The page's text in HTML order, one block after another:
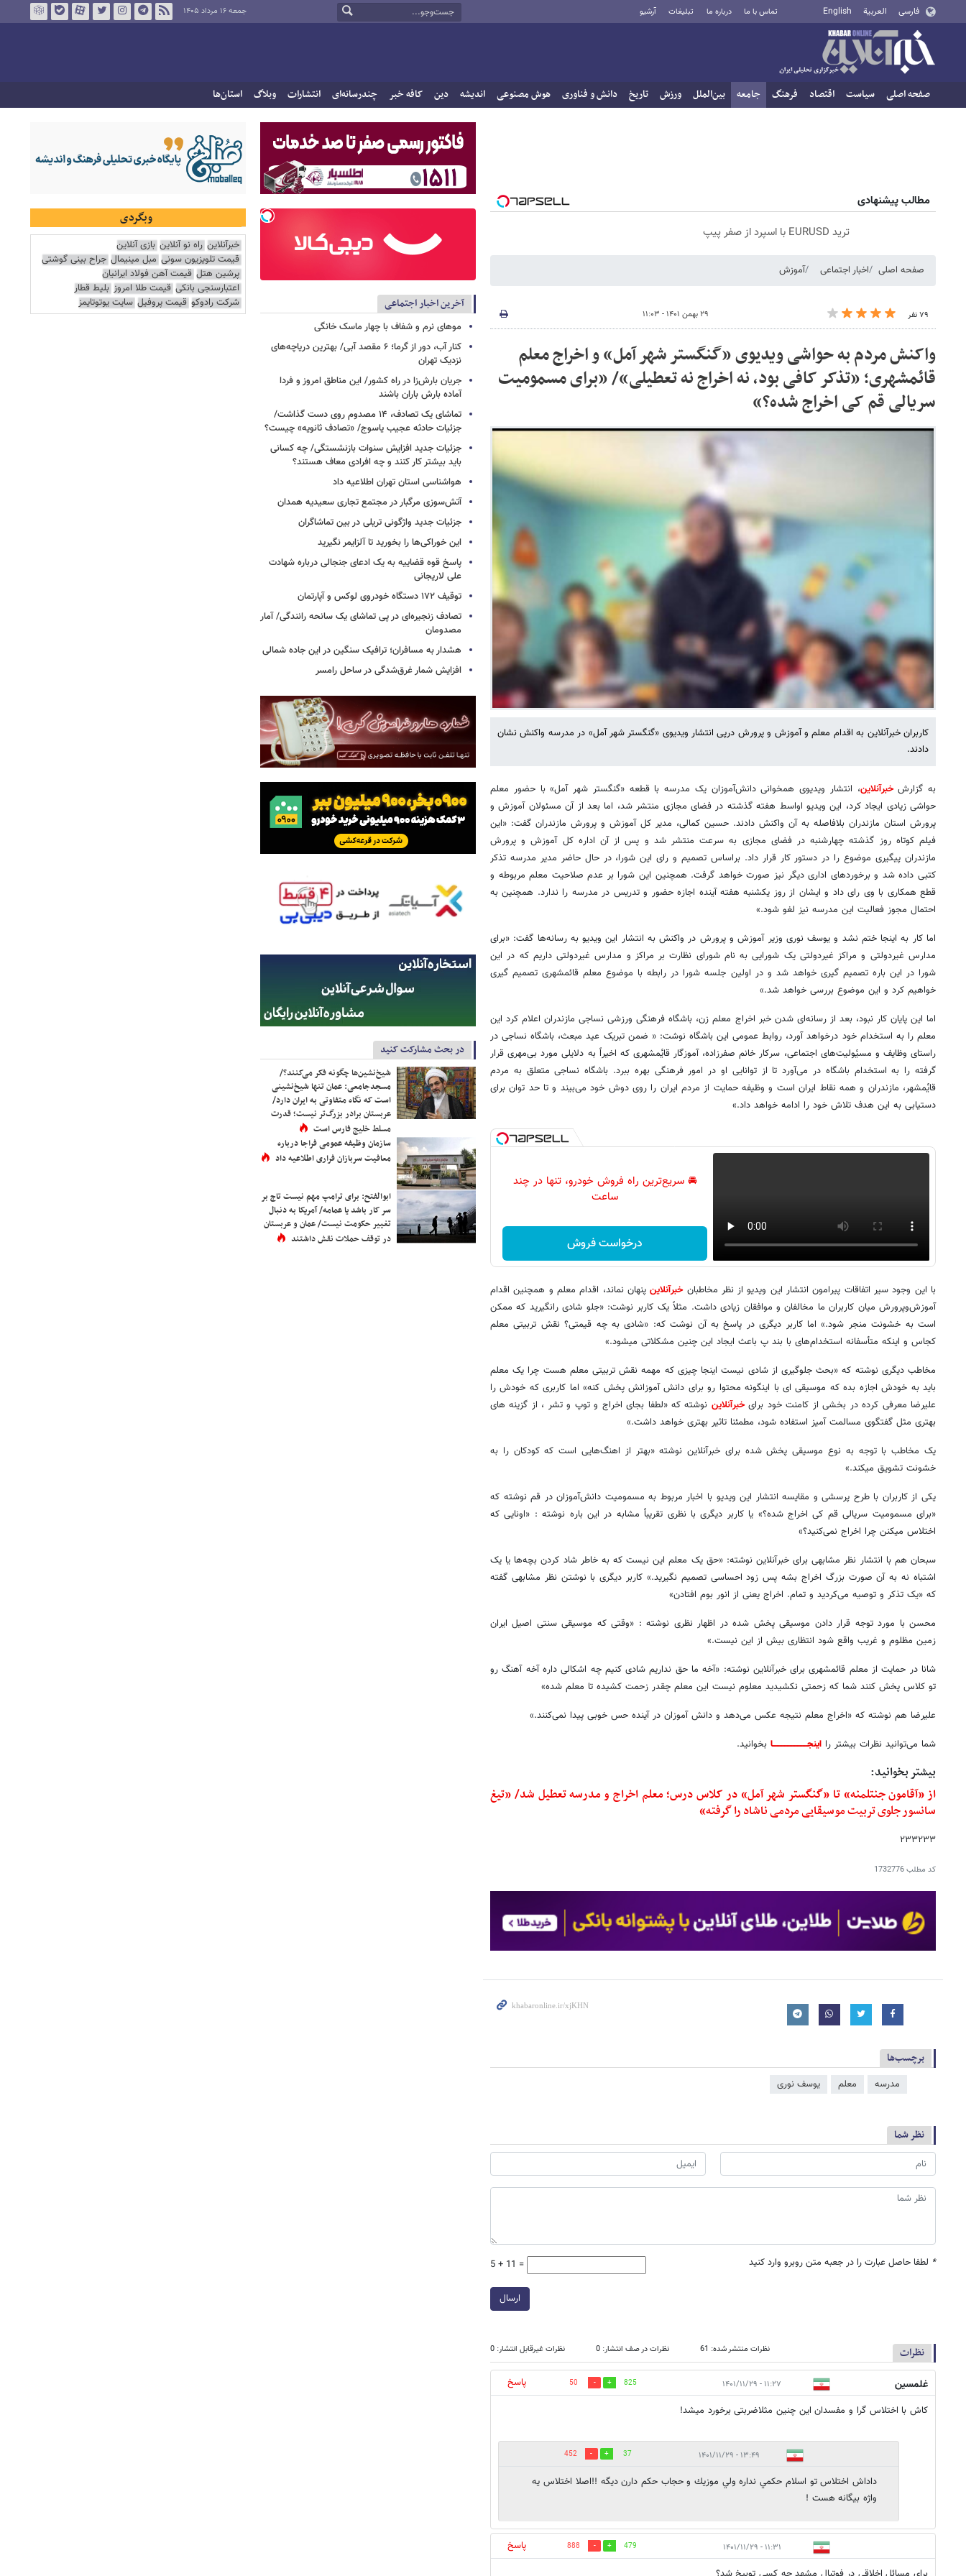
فارسی العربية English تماس با ما درباره ما تبلیغات آرشیو جمعه ۱۶ مرداد ۱۴۰۵
صفحه اصلی سیاست اقتصاد فرهنگ جامعه بین‌الملل ورزش تاریخ دانش و فناوری هوش مصنوعی اندیشه دین کافه خبر چندرسانه‌ای انتشارات وبلاگ استان‌ها
مطالب پیشنهادی
ترید EURUSD با اسپرد از صفر پیپ
صفحه اصلی اخبار اجتماعی آموزش
۷۹ نفر ۲۹ بهمن ۱۴۰۱ - ۱۱:۰۳
واکنش مردم به حواشی ویدیوی «گنگستر شهر آمل» و اخراج معلم
قائمشهری؛ «تذکر کافی بود، نه اخراج نه تعطیلی»/ «برای مسمومیت
سریالی قم کی اخراج شده؟»
کاربران خبرآنلاین به اقدام معلم و آموزش و پرورش درپی انتشار ویدیوی «گنگستر شهر آمل» در مدرسه واکنش نشان
دادند.
به گزارشخبرآنلاین، انتشار ویدیوی همخوانی دانش‌آموزان یک مدرسه با قطعه «گنگستر شهر آمل» با حضور معلم
حواشی زیادی ایجاد کرد، این ویدیو اواسط هفته گذشته در فضای مجازی منتشر شد، اما بعد از آن مسئولان آموزش و
پرورش استان مازندران بلافاصله به آن واکنش دادند. حسین کمالی، مدیر کل آموزش و پرورش مازندران گفت: «این
فیلم کوتاه روز گذشته چهارشنبه در فضای مجازی به سرعت منتشر شد و پس از آن اداره کل آموزش و پرورش
مازندران پیگیری موضوع را در دستور کار قرار داد. براساس تصمیم و رای این شورا، در حال حاضر مدیر مدرسه تذکر
کتبی داده شد و برخوردهای اداری دیگر نیز صورت خواهد گرفت. همچنین این شورا بر عدم صلاحیت معلم مربوطه و
قطع همکاری با وی رای داد و ایشان از روز یکشنبه هفته آینده اجازه حضور و تدریس در مدرسه را ندارد. همچنین به
احتمال مجوز فعالیت این مدرسه نیز لغو شود.»
اما کار به اینجا ختم نشد و یوسف نوری وزیر آموزش و پرورش در واکنش به انتشار این ویدیو به رسانه‌ها گفت: «برای
مدارس غیردولتی و مراکز غیردولتی یک شورایی به نام شورای نظارت بر مراکز و مدارس غیردولتی داریم که در این
شورا در این باره تصمیم گیری خواهد شد و در اولین جلسه شورا در رابطه با موضوع معلم قائمشهری تصمیم گیری
خواهیم کرد و این موضوع بررسی خواهد شد.»
اما این پایان کار نبود، بعد از رسانه‌ای شدن خبر اخراج معلم زن، باشگاه فرهنگی ورزشی نساجی مازندران اعلام کرد این
معلم را به استخدام خود درخواهد آورد، روابط عمومی این باشگاه نوشت: « ضمن تبریک عید مبعث، باشگاه نساجی در
راستای وظایف و مسیٔولیت‌های اجتماعی، سرکار خانم صفرزاده، آموزگار قایٔمشهری که اخیراً به دلایلی مورد بی‌مهری قرار
گرفته را به استخدام باشگاه در می‌آورد تا از توانایی او در امور فرهنگی بهره ببرد. باشگاه نساجی متعلق به مردم
قایٔمشهر، مازندران و همه نقاط ایران است و وظیفه حمایت از مردم ایران را روی دوش خود می‌بیند و تا حد توان برای
دستیابی به این هدف تلاش خود را ادامه خواهد داد.»
🚘 سریع‌ترین راه فروش خودرو، تنها در چند
ساعت
درخواست فروش
با این وجود سیر اتفاقات پیرامون انتشار این ویدیو از نظر مخاطبانخبرآنلاینپنهان نماند، اقدام معلم و همچنین اقدام
آموزش‌وپرورش میان کاربران ما مخالفان و موافقان زیادی داشت. مثلاً یک کاربر نوشت: «جلو شادی رانگیرید که ممکن
است به خشونت منجر شود.» اما کاربر دیگری در پاسخ به آن نوشت که: «شادی به چه قیمتی؟ نقش تربیتی معلم
کجاس و اینکه متأسفانه استخدام‌های با بند پ باعث ایجاد این چنین مشکلاتی میشود.»
مخاطب دیگری نوشته که «بحث جلوگیری از شادی نیست اینجا چیزی که مهمه نقش تربیتی معلم هست چرا یک معلم
باید به خودش اجازه بده که موسیقی ای با اینگونه محتوا رو برای دانش آموزانش پخش کنه» اما کاربری که خودش را
علیرضا معرفی کرده در بخشی از کامنت خود برایخبرآنلاین نوشته که «لطفا بجای اخراج و توپ و تشر ، از گزینه های
بهتری مثل گفتگوی مسالمت آمیز استفاده شود، مطمئنا تاثیر بهتری خواهد داشت.»
یک مخاطب با توجه به نوع موسیقی پخش شده برای خبرآنلاین نوشته «بهتر از اهنگ‌هایی است که کودکان را به
خشونت تشویق میکند.»
یکی از کاربران با طرح پرسشی و مقایسه انتشار این ویدیو با اخبار مربوط به مسمومیت دانش‌آموزان در قم نوشته که
«برای مسمومیت سریالی قم کی اخراج شده؟» یا کاربر دیگری با نظری تقریباً مشابه در این باره نوشته : «اونایی که
اختلاس میکنن چرا اخراج نمی‌کنید؟»
سبحان هم با انتشار نظر مشابهی برای خبرآنلاین نوشته: «حق یک معلم این نیست که به خاطر شاد کردن بچه‌ها یا یک
اشتباه نه به آن صورت بزرگ اخراج بشه پس زود احساسی تصمیم نگیرید.» کاربر دیگری با نوشتن نظر مشابهی گفته
که «یک تذکر و توصیه می‌کردید و تمام. اخراج یعنی از انور بوم افتادن»
محسن با مورد توجه قرار دادن موسیقی پخش شده در اظهار نظری نوشته : «وقتی که موسیقی سنتی اصیل ایران
زمین مظلوم و غریب واقع شود انتظاری بیش از این نیست.»
شانا در حمایت از معلم قائمشهری برای خبرآنلاین نوشته: «آخه ما حق نداریم شادی کنیم چه اشکالی داره آخه آهنگ رو
تو کلاس پخش کنند شما که زحمتی نکشیدید معلوم نیست این معلم چقدر زحمت کشیده تا معلم شده»
علیرضا هم نوشته که «اخراج معلم نتیجه عکس می‌دهد و دانش آموزان در آینده حس خوبی پیدا نمی‌کنند.»
شما می‌توانید نظرات بیشتر را اینجــــــــــــــــــــــــا بخوانید.
بیشتر بخوانید:
از «آقامون جنتلمنه» تا «گنگستر شهر آمل» در کلاس درس؛ معلم اخراج و مدرسه تعطیل شد/ «تیغ
سانسور جلوی تربیت موسیقایی مردمی ناشاد را گرفته»
۲۳۳۲۳۳
کد مطلب1732776
برچسب‌ها
مدرسه معلم یوسف نوری
نظر شما
* لطفا حاصل عبارت را در جعبه متن روبرو وارد کنید 5 + 11 =
ارسال
نظرات نظرات منتشر شده: 61 نظرات در صف انتشار: 0 نظرات غیرقابل انتشار: 0
غلمسین ۱۱:۲۷ - ۱۴۰۱/۱۱/۲۹ 825
50
پاسخ
کاش با اختلاس گرا و مفسدان این چنین مثلاضربتی برخورد میشد!
۱۳:۴۹ - ۱۴۰۱/۱۱/۲۹ 37
452
داداش اختلاس تو اسلام حكمي نداره ولي موزيك و حجاب حكم دارن ديگه !!اصلا اختلاس يه
واژه بيگانه هست !
۱۱:۳۱ - ۱۴۰۱/۱۱/۲۹ 479
888
پاسخ
آخرین اخبار اجتماعی
موهای نرم و شفاف با چهار ماسک خانگی
کنار آب، دور از گرما؛ ۶ مقصد آبی/ بهترین دریاچه‌های
نزدیک تهران
جریان بارش‌زا در راه کشور/ این مناطق امروز و فردا
آماده بارش باران باشند
تماشای یک تصادف، ۱۴ مصدوم روی دست گذاشت/
جزئیات حادثه عجیب یاسوج/ «تصادف ثانویه» چیست؟
جزئیات جدید افزایش سنوات بازنشستگی/ چه کسانی
باید بیشتر کار کنند و چه افرادی معاف هستند؟
هواشناسی استان تهران اطلاعیه داد
آتش‌سوزی مرگبار در مجتمع تجاری سعیدیه همدان
جزئیات جدید واژگونی تریلی در بین تماشاگران
این خوراکی‌ها را بخورید تا آلزایمر نگیرید
پاسخ قوه قضاییه به یک ادعای جنجالی درباره شهادت
علی لاریجانی
توقیف ۱۷۲ دستگاه خودروی لوکس و آپارتمان
تصادف زنجیره‌ای در پی تماشای یک سانحه رانندگی/ آمار
مصدومان
هشدار به مسافران؛ ترافیک سنگین در این جاده شمالی
افزایش شمار غرق‌شدگی در ساحل رامسر
در بحث مشارکت کنید
شیخ‌نشین‌ها چگونه فکر می‌کنند؟/
مسجدجامعی: عمان تنها شیخ‌نشینی
است که نگاه متفاوتی به ایران دارد/
عربستان برادر بزرگ‌تر نیست؛ قدرت
مسلط خلیج فارس است
سازمان وظیفه عمومی فراجا درباره
معافیت سربازان فراری اطلاعیه داد
ابوالفتح: برای ترامپ مهم نیست تاج بر
سر کار باشد یا عمامه/ آمریکا به دنبال
تغییر حکومت نیست/ عمان و عربستان
در توقف حملات نقش داشتند
وبگردی
خبرآنلاین راه نو آنلاین بازی آنلاین
قیمت تلویزیون سونی مبل مینیمال جراح بینی گوشتی
پرشین هتل قیمت آهن فولاد ایرانیان
اعتبارسنجی بانکی قیمت طلا امروز بلیط قطار
شرکت رادوکو قیمت پروفیل سایت یوتوتایمز